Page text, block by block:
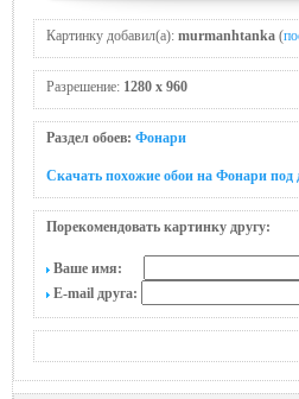
Картинку добавил(а): murmanhtanka (
Разрешение: 1280 x 960
Раздел обоев: Фонари
Скачать похожие обои на Фонари под
Порекомендовать картинку другу:
Ваше имя:
E-mail друга: